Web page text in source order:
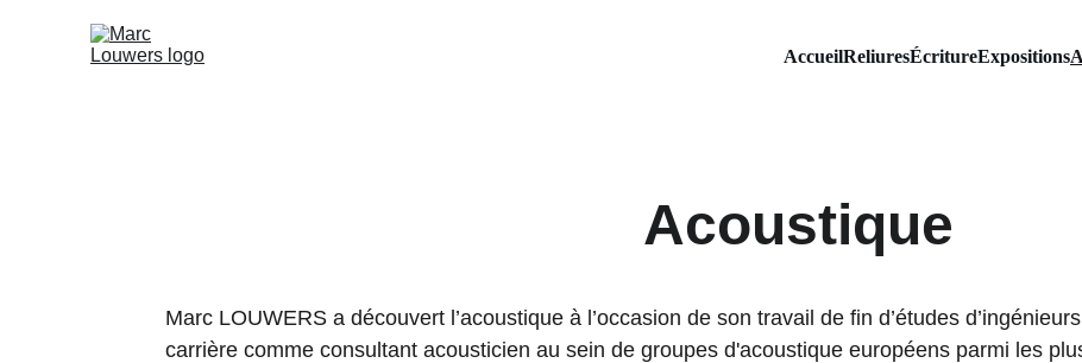
AccueilReliuresÉcritureExpositions
Acoustique
Marc LOUWERS a découvert l’acoustique à l’occasion de son travail de fin d’études
carrière comme consultant acousticien au sein de groupes d'acoustique européens parmi les